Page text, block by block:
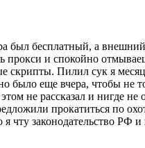
бесплатный, а
и спокойно
скрипты. Пилил сук я
еще вчера, чтобы не
не рассказал и нигде
прокатиться по
чту законодательство